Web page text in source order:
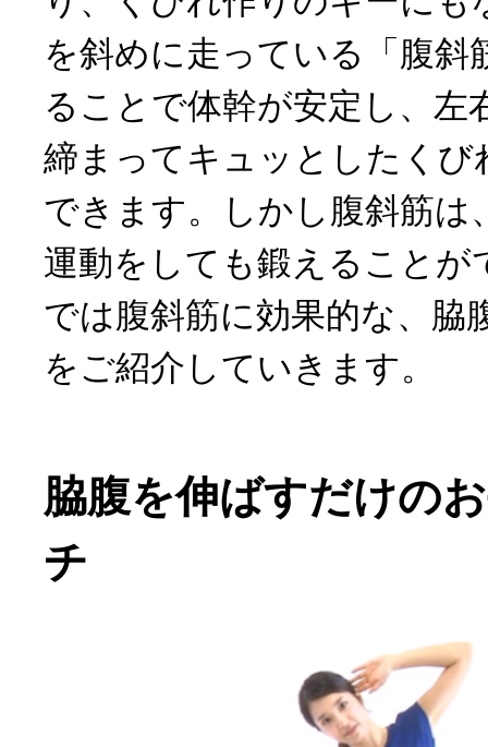
を斜めに走っている「腹斜
ることで体幹が安定し、左
締まってキュッとしたくび
できます。しかし腹斜筋は
運動をしても鍛えることが
では腹斜筋に効果的な、脇
をご紹介していきます。
脇腹を伸ばすだけの
チ